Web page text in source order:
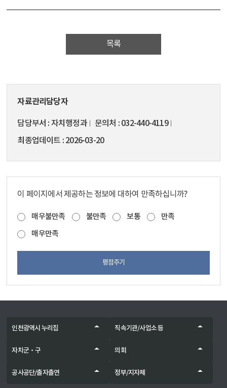
목록
자료관리담당자
담당부서 자치행정과 문의처
032-440-4119
최종업데이트
2026-03-20
이 페이지에서 제공하는 정보에 대하여 만족하십니까?
매우불만족 불만족 보통
만족
매우만족
평점주기
인천광역시 누리집 직속기관/사업소 등
자치군‧구 의회
공사공단/출자출연 정부/지자체